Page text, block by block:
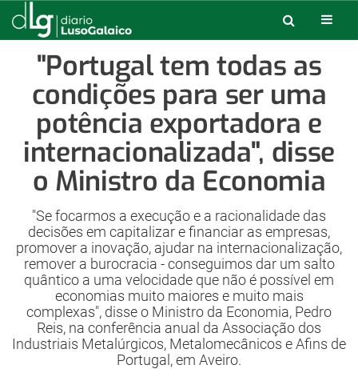
"Portugal tem todas as
condições para ser uma
potência exportadora e
internacionalizada", disse
o Ministro da Economia
"Se focarmos a execução e a racionalidade das
decisões em capitalizar e financiar as empresas,
promover a inovação, ajudar na internacionalização,
remover a burocracia - conseguimos dar um salto
quântico a uma velocidade que não é possível em
economias muito maiores e muito mais
complexas", disse o Ministro da Economia, Pedro
Reis, na conferência anual da Associação dos
Industriais Metalúrgicos, Metalomecânicos e Afins de
Portugal, em Aveiro.